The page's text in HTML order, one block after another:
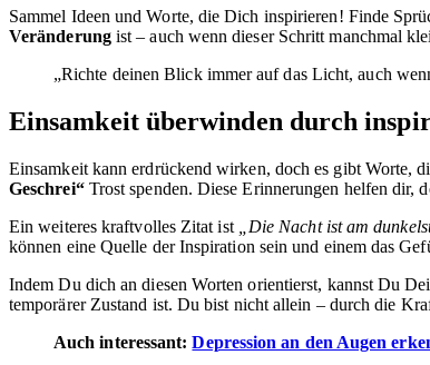
Sammel Ideen und Worte, die Dich inspirieren! Finde
Veränderungist – auch wenn dieser Schritt manchmal
„Richte deinen Blick immer auf das Licht, auch
Einsamkeit überwinden durch
Einsamkeit kann erdrückend wirken, doch es gibt Worte,
Geschrei“Trost spenden. Diese Erinnerungen helfen dir,
Ein weiteres kraftvolles Zitat ist
„Die Nacht ist am
können eine Quelle der Inspiration sein und einem das
Indem Du dich an diesen Worten orientierst, kannst Du
temporärer Zustand ist. Du bist nicht allein – durch die
Auch interessant:Depression an den Augen